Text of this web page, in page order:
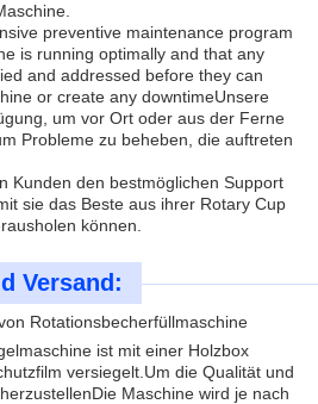
preventive maintenance program
is running optimally and that any
and addressed before they can
or create any downtimeUnsere
um vor Ort oder aus der Ferne
Probleme zu beheben, die auftreten
Kunden den bestmöglichen Support
sie das Beste aus ihrer Rotary Cup
können.
Versand:
Rotationsbecherfüllmaschine
ist mit einer Holzbox
versiegelt.Um die Qualität und
Maschine wird je nach